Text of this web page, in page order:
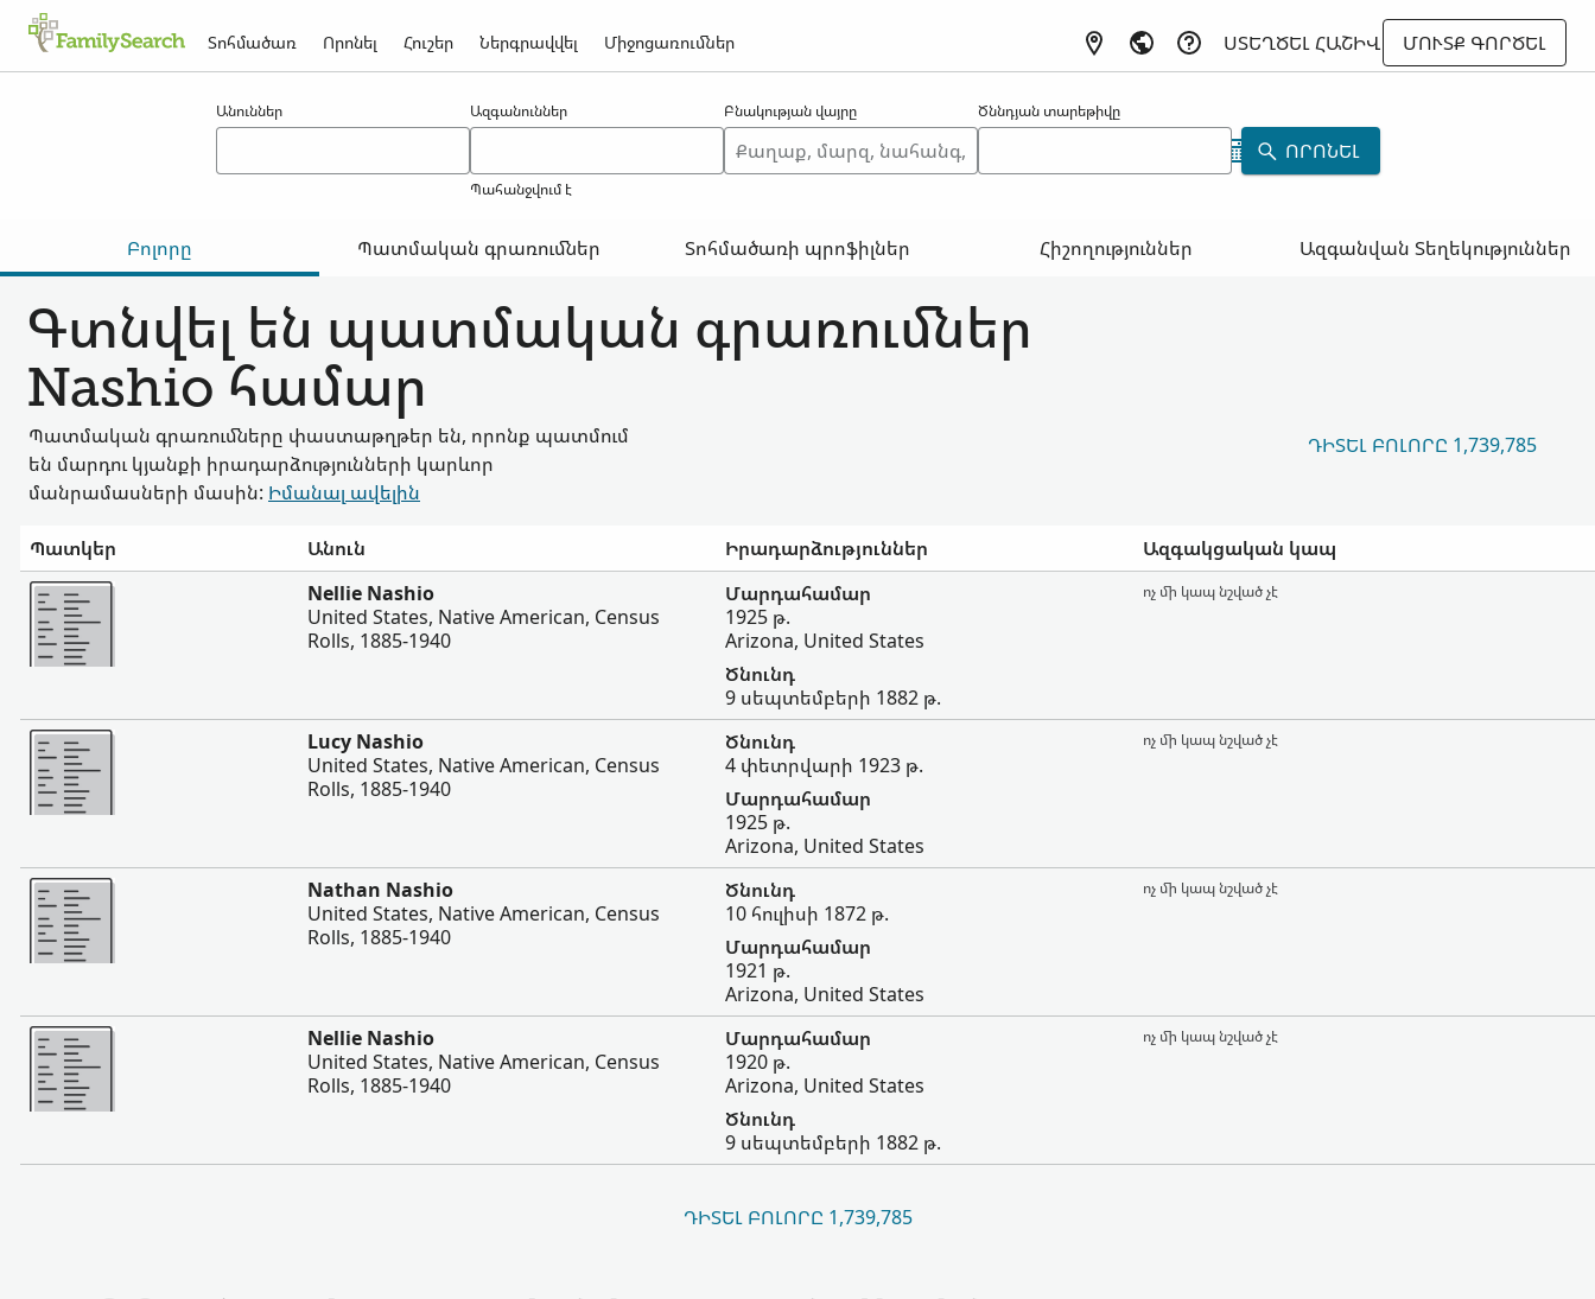
Տոհմածառ Որոնել Հուշեր Ներգրավվել Միջոցառումներ ՍՏԵՂԾԵԼ ՀԱՇԻՎ
ՄՈՒՏՔ ԳՈՐԾԵԼ
Անուններ Ազգանուններ
Պահանջվում է
Բնակության վայրը Ծննդյան տարեթիվը
ՈՐՈՆԵԼ
Բոլորը Պատմական գրառումներ Տոհմածառի պրոֆիլներ Հիշողություններ Ազգանվան Տեղեկություններ
Գտնվել են պատմական գրառումներ
Nashio համար
Պատմական գրառումները փաստաթղթեր են, որոնք պատմում
են մարդու կյանքի իրադարձությունների կարևոր
մանրամասների մասին: Իմանալ ավելին
ԴԻՏԵԼ ԲՈԼՈՐԸ 1,739,785
Պատկեր Անուն Իրադարձություններ
Ազգակցական կապ
Ավելի
Nellie Nashio
United States, Native American, Census
Rolls, 1885-1940
Մարդահամար
1925 թ.
Arizona, United States
Ծնունդ
9 սեպտեմբերի 1882 թ.
ոչ մի կապ նշված չէ
Ավելի
Lucy Nashio
United States, Native American, Census
Rolls, 1885-1940
Ծնունդ
4 փետրվարի 1923 թ.
Մարդահամար
1925 թ.
Arizona, United States
ոչ մի կապ նշված չէ
Ավելի
Nathan Nashio
United States, Native American, Census
Rolls, 1885-1940
Ծնունդ
10 հուլիսի 1872 թ.
Մարդահամար
1921 թ.
Arizona, United States
ոչ մի կապ նշված չէ
Ավելի
Nellie Nashio
United States, Native American, Census
Rolls, 1885-1940
Մարդահամար
1920 թ.
Arizona, United States
Ծնունդ
9 սեպտեմբերի 1882 թ.
ոչ մի կապ նշված չէ
ԴԻՏԵԼ ԲՈԼՈՐԸ 1,739,785